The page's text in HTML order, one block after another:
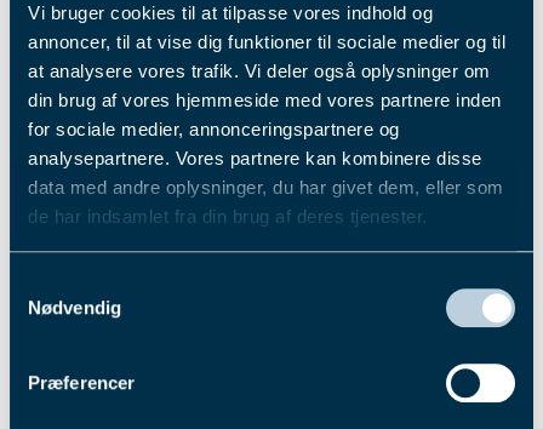
Vi bruger cookies til at tilpasse vores indhold og
annoncer, til at vise dig funktioner til sociale medier og til
at analysere vores trafik. Vi deler også oplysninger om
din brug af vores hjemmeside med vores partnere inden
for sociale medier, annonceringspartnere og
analysepartnere. Vores partnere kan kombinere disse
data med andre oplysninger, du har givet dem, eller som
de har indsamlet fra din brug af deres tjenester.
personoplysninger i vores privatlivspolitik, som du
Nødvendig
Præferencer
2025, Jydsk 3-årings Grand Prix 2025, Jydsk 3-
årings Hoppe Grand Prix 2025, Dansk Trav
Derby 2026 og Dansk Hoppe Derby 2026.
Du kan se en liste over alle de tilmeldte heste ved
at klikkeher. Og så kan du samtidig tjekke op på
dit favoritnavn hos de kommende stjerner.
Fik du læst...